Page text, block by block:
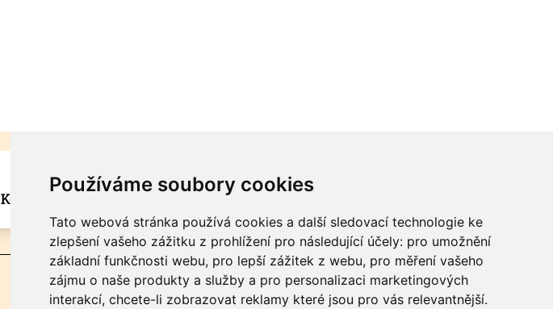
Používáme soubory cookies
Tato webová stránka používá cookies a další sledovací technologie ke
zlepšení vašeho zážitku z prohlížení pro následující účely: pro umožnění
základní funkčnosti webu, pro lepší zážitek z webu, pro měření vašeho
zájmu o naše produkty a služby a pro personalizaci marketingových
interakcí, chcete-li zobrazovat reklamy které jsou pro vás relevantnější.
Máte zajímavou informaci? Chcete spolupracovat?
Kontaktujte šéfredaktora Martina Chalupu: